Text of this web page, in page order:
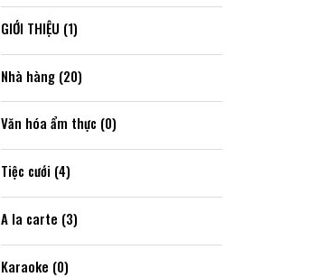
GIỚI THIỆU (1)
Nhà hàng (20)
Văn hóa ẩm thực (0)
Tiệc cưới (4)
A la carte (3)
Karaoke (0)